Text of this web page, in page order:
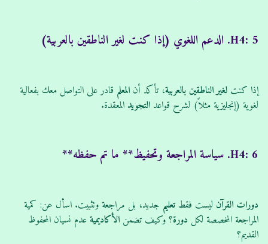
H4: 5. الدعم اللغوي (إذا كنت لغير الناطقين بالعربية)
إذا كنت لغير الناطقين بالعربية، تأكد أنالمعلم قادر على التواصل معك بفعالية
لغوية (إنجليزية مثلاً) لشرح قواعد التجويد المعقدة.
H4: 6. سياسة المراجعة و تحفيظ** ما تم حفظه**
دورات القرآن ليست فقطتعليم جديد، بل مراجعة وتثبيت. اسأل عن: كمية
المراجعة المخصصة لكل دورة؟ وكيف تضمن الأكاديميةعدم نسيان المحفوظ
القديم؟